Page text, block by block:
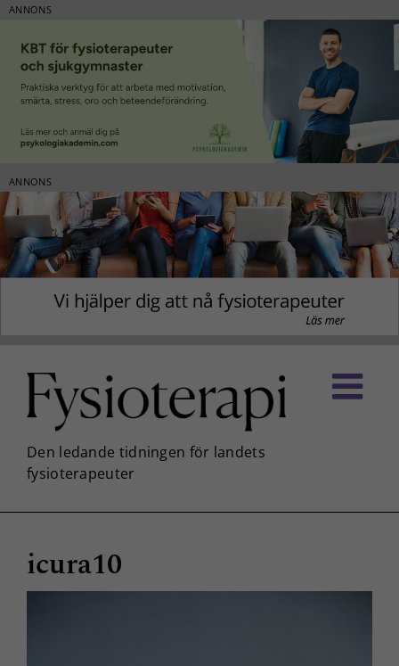
ANNONS
ANNONS
innehållet
icura10